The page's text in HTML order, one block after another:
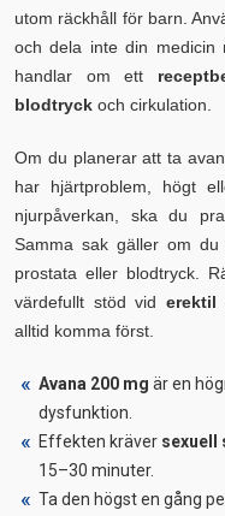
utom räckhåll för barn.
och dela inte din medicin
handlar om ett
blodtryck och cirkulation.
Om du planerar att ta
har hjärtproblem, högt
njurpåverkan, ska du
Samma sak gäller om du
prostata eller blodtryck.
värdefullt stöd vid erektil
alltid komma först.
Avana 200 mg är en
dysfunktion.
Effekten kräver sexuell
15–30 minuter.
Ta den högst en gång